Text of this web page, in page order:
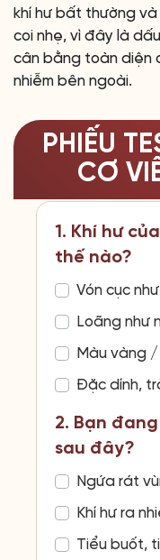
khí hư bất thường và
coi nhẹ, vì đây là
cân bằng toàn diện
nhiễm bên ngoài.
PHIẾU
CƠ
1. Khí hư
thế nào?
Vón cục
Loãng như
Màu vàng
Đặc dính,
2. Bạn
sau đây?
Ngứa rát
Khí hư ra
Tiểu buốt,